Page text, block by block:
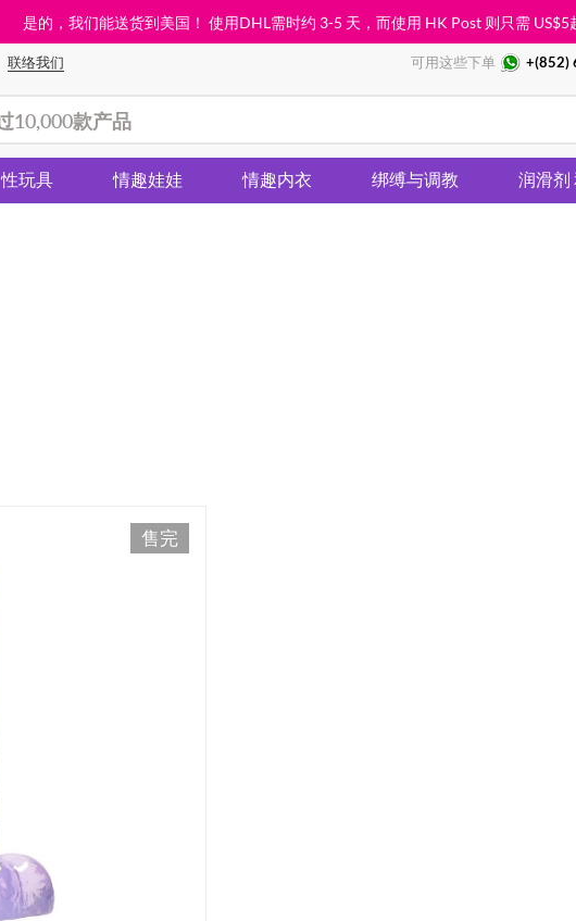
是的，我们能送货到美国！ 使用DHL需时约 3-5 天，而使用 HK Post 则只需 US$5
联络我们 可用这些下单 +(852)
性玩具 情趣娃娃 情趣内衣 绑缚与调教 润滑剂